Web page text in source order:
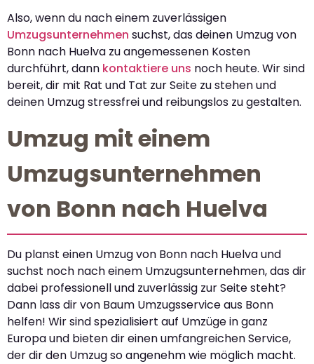
Also, wenn du nach einem zuverlässigen
Umzugsunternehmen suchst, das deinen Umzug von
Bonn nach Huelva zu angemessenen Kosten
durchführt, dann kontaktiere uns noch heute. Wir sind
bereit, dir mit Rat und Tat zur Seite zu stehen und
deinen Umzug stressfrei und reibungslos zu gestalten.
Umzug mit einem
Umzugsunternehmen
von Bonn nach Huelva
Du planst einen Umzug von Bonn nach Huelva und
suchst noch nach einem Umzugsunternehmen, das dir
dabei professionell und zuverlässig zur Seite steht?
Dann lass dir von Baum Umzugsservice aus Bonn
helfen! Wir sind spezialisiert auf Umzüge in ganz
Europa und bieten dir einen umfangreichen Service,
der dir den Umzug so angenehm wie möglich macht.